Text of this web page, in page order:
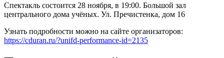
Спектакль состоится 28 ноября, в 19:00. Большой зал
центрального дома учёных. Ул. Пречистенка, дом 16
Узнать подробности можно на сайте организаторов:
https://cduran.ru/?unifd-performance-id=2135